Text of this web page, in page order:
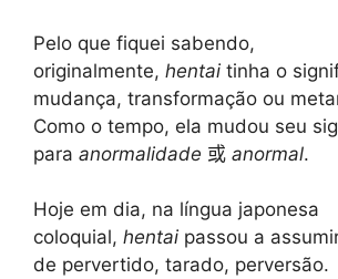
Pelo que fiquei sabendo,
originalmente, hentai tinha o
mudança, transformação ou
Como o tempo, ela mudou seu
para anormalidade 或 anormal.
Hoje em dia, na língua japonesa
coloquial, hentai passou a
de pervertido, tarado, perversão.